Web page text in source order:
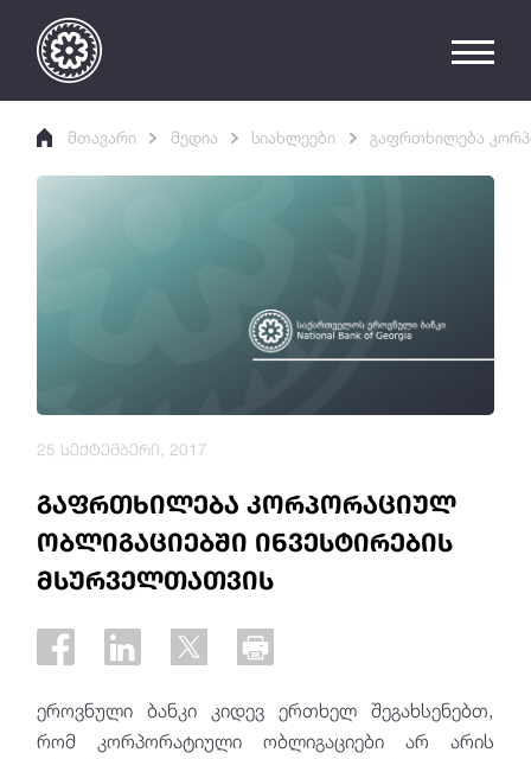
მთავარი მედია სიახლეები გაფრთხილება
გაფრთხილება კორპორაციულ
ობლიგაციებში ინვესტირების
მსურველთათვის
25 სექტემბერი, 2017
ეროვნული ბანკი კიდევ ერთხელ შეგახსენებთ,
რომ კორპორატიული ობლიგაციები არ არის